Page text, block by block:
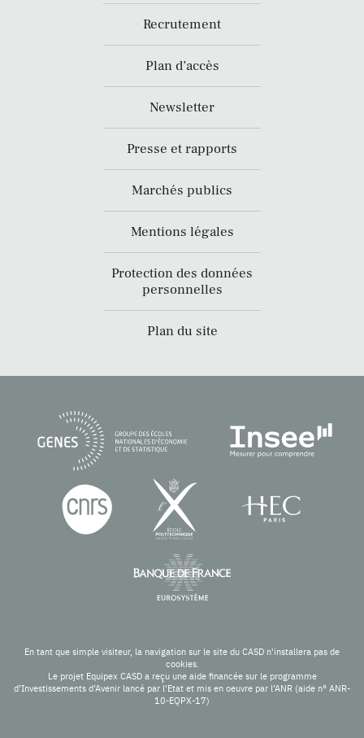
Recrutement
Plan d’accès
Newsletter
Presse et rapports
Marchés publics
Mentions légales
Protection des données
personnelles
Plan du site
En tant que simple visiteur, la navigation sur le site du CASD n'installera pas de
cookies.
Le projet Equipex CASD a reçu une aide financée sur le programme
d’Investissements d’Avenir lancé par l’Etat et mis en oeuvre par l’ANR (aide n° ANR-
10-EQPX-17)